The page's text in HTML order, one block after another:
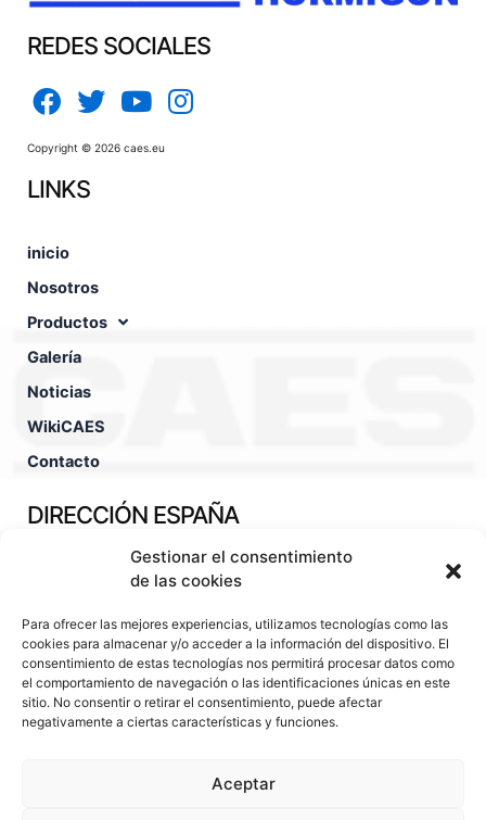
Gestionar el consentimiento
de las cookies
Para ofrecer las mejores experiencias, utilizamos tecnologías como las
cookies para almacenar y/o acceder a la información del dispositivo. El
consentimiento de estas tecnologías nos permitirá procesar datos como
el comportamiento de navegación o las identificaciones únicas en este
sitio. No consentir o retirar el consentimiento, puede afectar
negativamente a ciertas características y funciones.
Aceptar
REDES SOCIALES
Copyright © 2026 caes.eu
LINKS
inicio
Nosotros
Productos
Galería
Noticias
WikiCAES
Contacto
DIRECCIÓN ESPAÑA
Pol. Ind. Fuente Techada Calle León Felipe, nº30 45450 -
Orgaz - Toledo - España
TÉCNICO COMERCIAL
(+34).630.29.13.76
hugo@caes.eu